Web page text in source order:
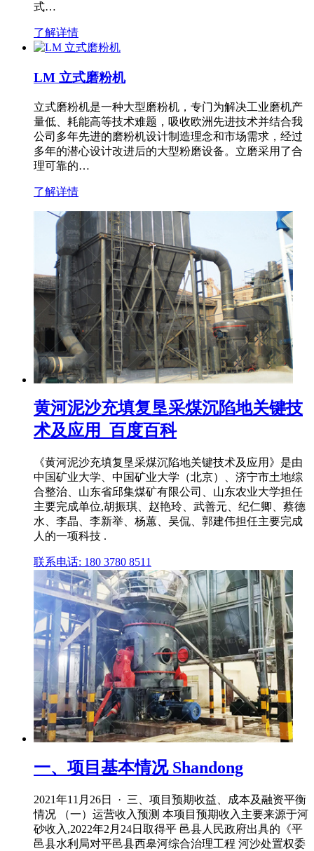
式…
了解详情
LM 立式磨粉机
立式磨粉机是一种大型磨粉机，专门为解决工业磨机产
量低、耗能高等技术难题，吸收欧洲先进技术并结合我
公司多年先进的磨粉机设计制造理念和市场需求，经过
多年的潜心设计改进后的大型粉磨设备。立磨采用了合
理可靠的…
了解详情
黄河泥沙充填复垦采煤沉陷地关键技
术及应用_百度百科
《黄河泥沙充填复垦采煤沉陷地关键技术及应用》是由
中国矿业大学、中国矿业大学（北京）、济宁市土地综
合整治、山东省邱集煤矿有限公司、山东农业大学担任
主要完成单位,胡振琪、赵艳玲、武善元、纪仁卿、蔡德
水、李晶、李新举、杨蕙、吴侃、郭建伟担任主要完成
人的一项科技 .
联系电话: 180 3780 8511
一、项目基本情况 Shandong
2021年11月26日 · 三、项目预期收益、成本及融资平衡
情况 （一）运营收入预测 本项目预期收入主要来源于河
砂收入,2022年2月24日取得平 邑县人民政府出具的《平
邑县水利局对平邑县西皋河综合治理工程 河沙处置权委